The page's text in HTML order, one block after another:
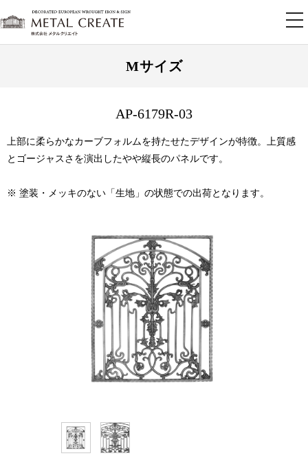
Mサイズ
AP-6179R-03
上部に柔らかなカーブフォルムを持たせたデザインが特徴。上質感
とゴージャスさを演出したやや縦長のパネルです。
※ 塗装・メッキのない「生地」の状態での出荷となります。